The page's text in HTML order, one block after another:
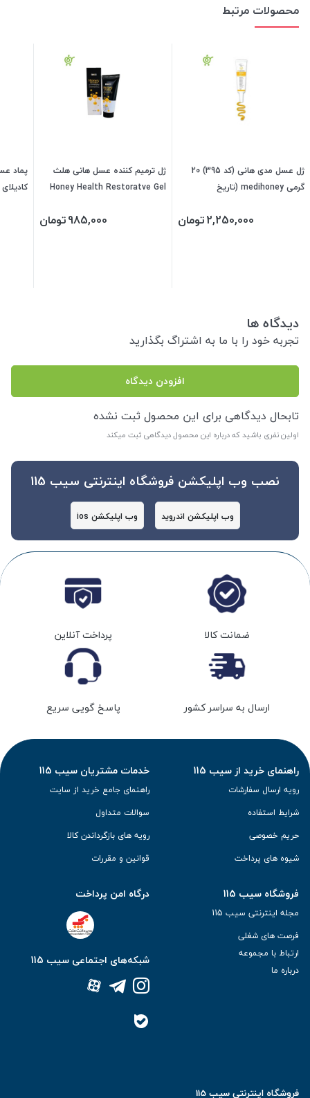
محصولات مرتبط
ژل عسل مدی هانی (کد 395) 20
گرمی medihoney (تاریخ
2,250,000تومان
ژل ترمیم کننده عسل هانی هلث
Honey Health Restoratve Gel
985,000تومان
پماد
دیدگاه ها
تجربه خود را با ما به اشتراگ بگذارید
افزودن دیدگاه
تابحال دیدگاهی برای این محصول ثبت نشده
اولین نفری باشید که درباره این محصول دیدگاهی ثبت میکند
نصب وب اپلیکشن فروشگاه اینترنتی سیب 115
وب اپلیکشن اندروید وب اپلیکشن ios
ضمانت کالا پرداخت آنلاین
ارسال به سراسر کشور پاسخ گویی سریع
راهنمای خرید از سیب 115
رویه ارسال سفارشات
شرایط استفاده
حریم خصوصی
شیوه های پرداخت
خدمات مشتریان سیب 115
راهنمای جامع خرید از سایت
سوالات متداول
رویه های بازگرداندن کالا
قوانین و مقررات
فروشگاه سیب 115
مجله اینترنتی سیب 115
فرصت های شغلی
ارتباط با مجموعه
درباره ما
درگاه امن پرداخت
شبکه‌های اجتماعی سیب 115
فروشگاه اینترنتی سیب 115